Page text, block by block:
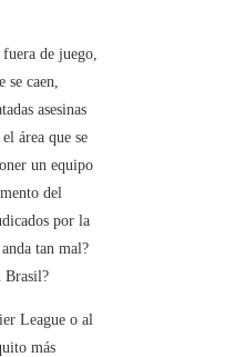
de juego,
caen,
asesinas
área que se
un equipo
del
por la
tan mal?
Brasil?
League o al
más